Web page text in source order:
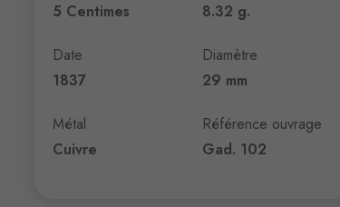
5 Centimes
Date
1837
Métal
Cuivre
8.32 g.
Diamètre
29 mm
Référence ouvrage
Gad. 102